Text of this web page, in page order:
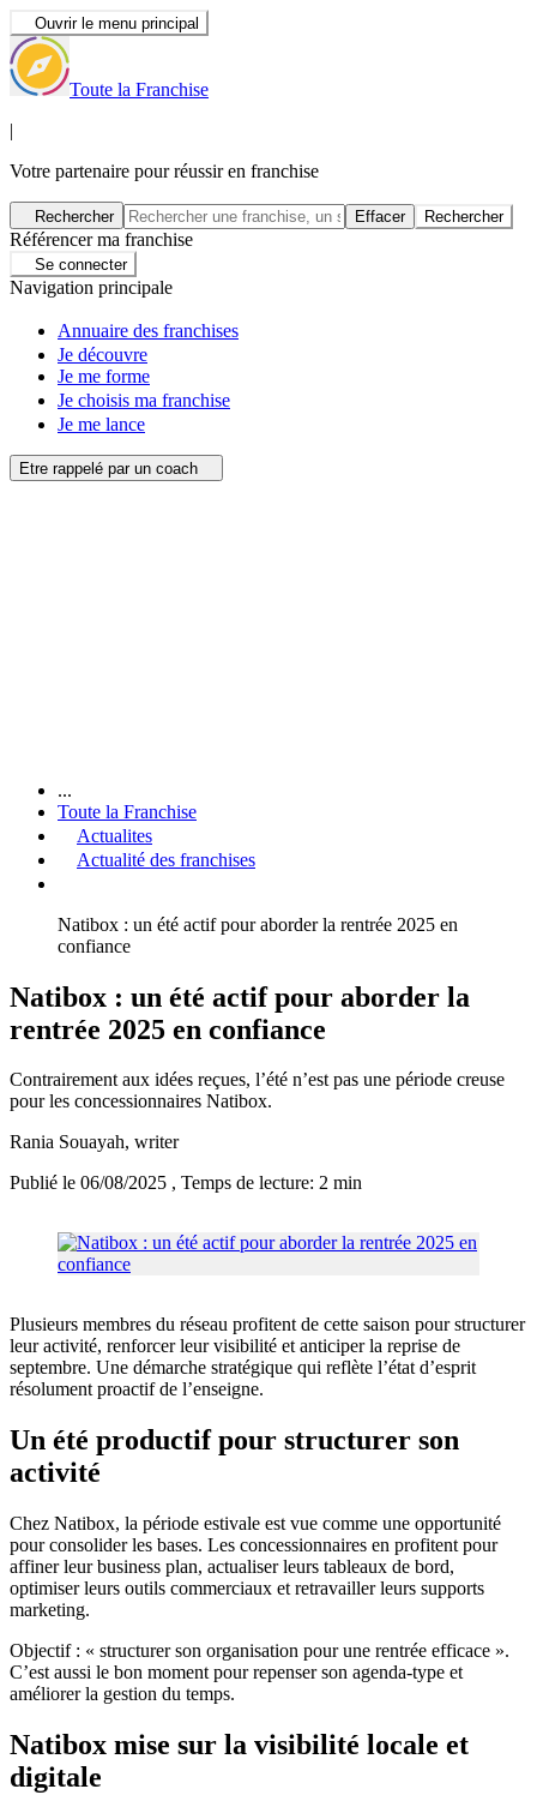
Ouvrir le menu principal
Toute la Franchise
|
Votre partenaire pour réussir en franchise
Rechercher Effacer Rechercher
Référencer ma franchise
Se connecter
Navigation principale
Annuaire des franchises
Je découvre
Je me forme
Je choisis ma franchise
Je me lance
Etre rappelé par un coach
...
Toute la Franchise
Actualites
Actualité des franchises
Natibox : un été actif pour aborder la rentrée 2025 en
confiance
Natibox : un été actif pour aborder la
rentrée 2025 en confiance
Contrairement aux idées reçues, l’été n’est pas une période creuse
pour les concessionnaires Natibox.
Rania Souayah, writer
Publié le 06/08/2025 , Temps de lecture: 2 min
Plusieurs membres du réseau profitent de cette saison pour structurer
leur activité, renforcer leur visibilité et anticiper la reprise de
septembre. Une démarche stratégique qui reflète l’état d’esprit
résolument proactif de l’enseigne.
Un été productif pour structurer son
activité
Chez Natibox, la période estivale est vue comme une opportunité
pour consolider les bases. Les concessionnaires en profitent pour
affiner leur business plan, actualiser leurs tableaux de bord,
optimiser leurs outils commerciaux et retravailler leurs supports
marketing.
Objectif : « structurer son organisation pour une rentrée efficace ».
C’est aussi le bon moment pour repenser son agenda-type et
améliorer la gestion du temps.
Natibox mise sur la visibilité locale et
digitale